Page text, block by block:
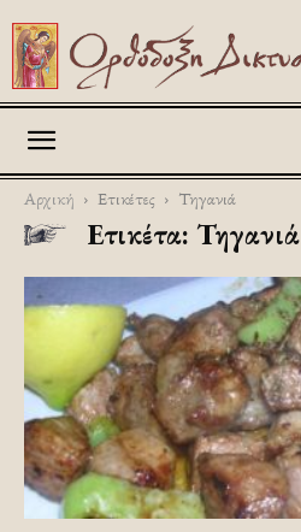
Αρχική Ετικέτες Τηγανιά
Ετικέτα: Τηγανιά